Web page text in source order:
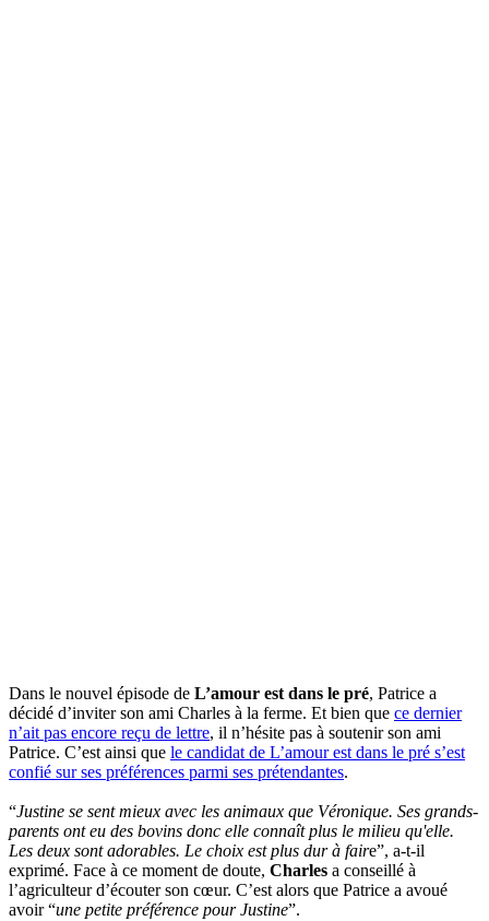
Dans le nouvel épisode de L’amour est dans le pré, Patrice a
décidé d’inviter son ami Charles à la ferme. Et bien que ce dernier
n’ait pas encore reçu de lettre, il n’hésite pas à soutenir son ami
Patrice. C’est ainsi que le candidat de L’amour est dans le pré s’est
confié sur ses préférences parmi ses prétendantes.
“Justine se sent mieux avec les animaux que Véronique. Ses grands-
parents ont eu des bovins donc elle connaît plus le milieu qu'elle.
Les deux sont adorables. Le choix est plus dur à faire”, a-t-il
exprimé. Face à ce moment de doute, Charles a conseillé à
l’agriculteur d’écouter son cœur. C’est alors que Patrice a avoué
avoir “une petite préférence pour Justine”.